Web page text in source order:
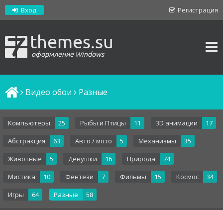
Регистрация
Вход
themes.su
оформление Windows
Видео обои Разные
Компьютеры 25 Рыбы и Птицы 11 3D анимации
17
Абстракция
63 Авто / мото 5 Механизмы
35
Животные
5 Девушки 16 Природа
74
Мистика
10 Фентези 7 Фильмы 15 Космос
34
Игры
64 Разные 58